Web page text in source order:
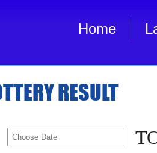
Home
RESULT